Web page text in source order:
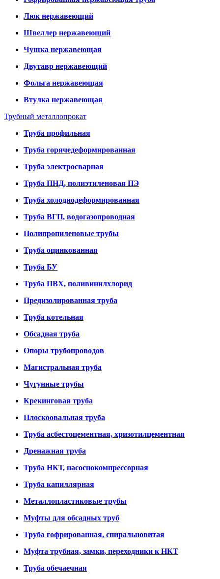
Люк нержавеющий
Швеллер нержавеющий
Чушка нержавеющая
Двутавр нержавеющий
Фольга нержавеющая
Втулка нержавеющая
Трубный металлопрокат
Труба профильная
Труба горячедеформированная
Труба электросварная
Труба ПНД, полиэтиленовая ПЭ
Труба холоднодеформированная
Труба ВГП, водогазопроводная
Полипропиленовые трубы
Труба оцинкованная
Труба БУ
Труба ПВХ, поливинилхлорид
Предизолированная труба
Труба котельная
Обсадная труба
Опоры трубопроводов
Магистральная труба
Чугунные трубы
Крекинговая труба
Плоскоовальная труба
Труба асбестоцементная, хризотилцементная
Дренажная труба
Труба НКТ, насоснокомпрессорная
Труба капиллярная
Металлопластиковые трубы
Муфты для обсадных труб
Труба гофрированная, спиральновитая
Муфта трубная, замки, переходники к НКТ
Труба обечаечная